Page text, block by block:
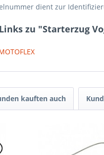
dient zur
zu "Starterzug
kauften auch